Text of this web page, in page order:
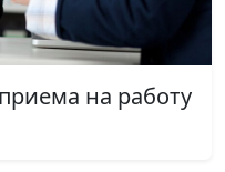
на работу